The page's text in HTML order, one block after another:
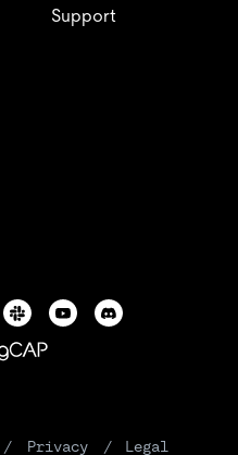
Support
/ Privacy / Legal